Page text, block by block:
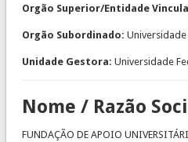
Orgão Superior/Entidade
Orgão Subordinado:
Unidade Gestora: Universidade
Nome / Razão
FUNDAÇÃO DE APOIO